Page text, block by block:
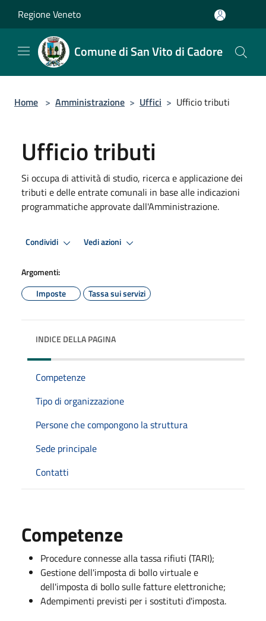
Regione Veneto
Comune di San Vito di Cadore
Home > Amministrazione > Uffici > Ufficio tributi
Ufficio tributi
Si occupa di attività di studio, ricerca e applicazione dei
tributi e delle entrate comunali in base alle indicazioni
programmatiche approvate dall'Amministrazione.
Condividi Vedi azioni
Argomenti:
Imposte
Tassa sui servizi
INDICE DELLA PAGINA
Competenze
Tipo di organizzazione
Persone che compongono la struttura
Sede principale
Contatti
Competenze
Procedure connesse alla tassa rifiuti (TARI);
Gestione dell'imposta di bollo virtuale e
dell'imposta di bollo sulle fatture elettroniche;
Adempimenti previsti per i sostituti d'imposta.